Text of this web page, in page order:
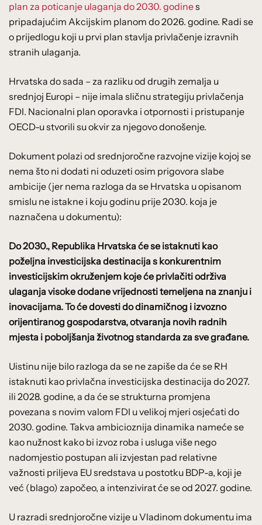
plan za poticanje ulaganja do 2030. godines
pripadajućim Akcijskim planom do 2026. godine. Radi se
o prijedlogu koji u prvi plan stavlja privlačenje izravnih
stranih ulaganja.
Hrvatska do sada – za razliku od drugih zemalja u
srednjoj Europi – nije imala sličnu strategiju privlačenja
FDI. Nacionalni plan oporavka i otpornosti i pristupanje
OECD-u stvorili su okvir za njegovo donošenje.
Dokument polazi od srednjoročne razvojne vizije kojoj se
nema što ni dodati ni oduzeti osim prigovora slabe
ambicije (jer nema razloga da se Hrvatska u opisanom
smislu ne istakne i koju godinu prije 2030. koja je
naznačena u dokumentu):
Do 2030., Republika Hrvatska će se istaknuti kao
poželjna investicijska destinacija s konkurentnim
investicijskim okruženjem koje će privlačiti održiva
ulaganja visoke dodane vrijednosti temeljena na znanju i
inovacijama. To će dovesti do dinamičnog i izvozno
orijentiranog gospodarstva, otvaranja novih radnih
mjesta i poboljšanja životnog standarda za sve građane.
Uistinu nije bilo razloga da se ne zapiše da će se RH
istaknuti kao privlačna investicijska destinacija do 2027.
ili 2028. godine, a da će se strukturna promjena
povezana s novim valom FDI u velikoj mjeri osjećati do
2030. godine. Takva ambicioznija dinamika nameće se
kao nužnost kako bi izvoz roba i usluga više nego
nadomjestio postupan ali izvjestan pad relativne
važnosti priljeva EU sredstava u postotku BDP-a, koji je
već (blago) započeo, a intenzivirat će se od 2027. godine.
U razradi srednjoročne vizije u Vladinom dokumentu ima